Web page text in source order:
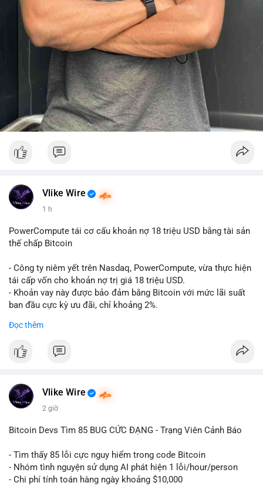
Vlike Wire
1 h
PowerCompute tái cơ cấu khoản nợ 18 triệu USD bằng tài sản
thế chấp Bitcoin
- Công ty niêm yết trên Nasdaq, PowerCompute, vừa thực hiện
tái cấp vốn cho khoản nợ trị giá 18 triệu USD.
- Khoản vay này được bảo đảm bằng Bitcoin với mức lãi suất
ban đầu cực kỳ ưu đãi, chỉ khoảng 2%.
ngày càng tin tưởng sử dụng BTC làm tài sản thế chấp để tối
$btc
#vlikevn #titanbot
📰 Nguồn: Cointelegraph
Đọc thêm
Vlike Wire
2 giờ
Bitcoin Devs Tìm 85 BUG CỨC ĐẠNG - Trạng Viên Cảnh Báo
- Tìm thấy 85 lỗi cực nguy hiểm trong code Bitcoin
- Nhóm tình nguyện sử dụng AI phát hiện 1 lỗi/hour/person
- Chi phí tính toán hàng ngày khoảng $10,000